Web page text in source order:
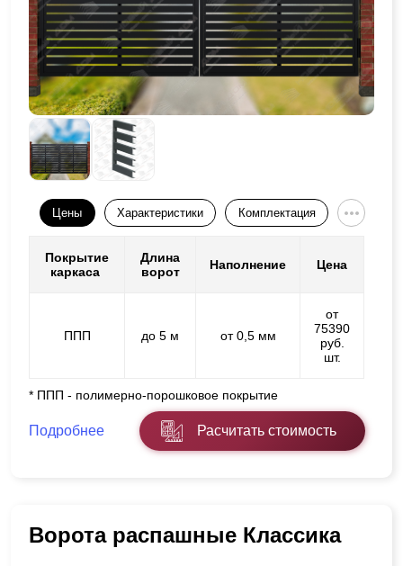
Цены Характеристики Комплектация
Покрытие
каркаса
Длина
ворот
Наполнение Цена
ППП до 5 м от 0,5 мм
от
75390
руб.
шт.
* ППП - полимерно-порошковое покрытие
Подробнее Расчитать стоимость
Ворота распашные Классика